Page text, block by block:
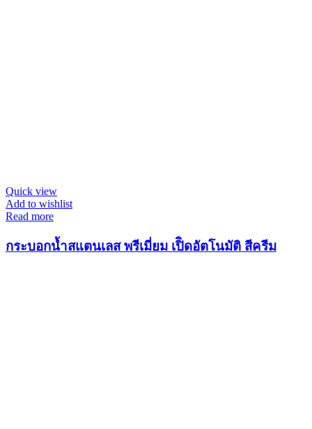
Quick view
Add to wishlist
Read more
กระบอกน้ำสแตนเลส พรีเมี่ยม เปิิดอัตโนมัติ สีครีม